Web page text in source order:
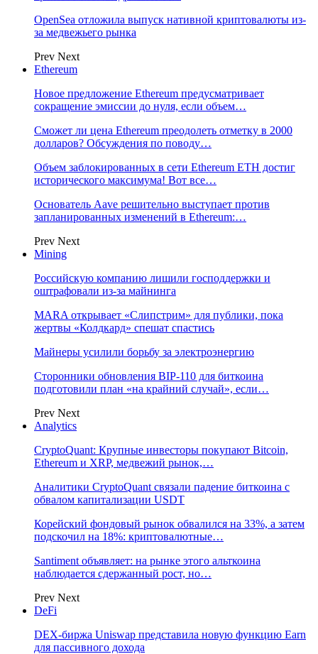
OpenSea отложила выпуск нативной криптовалюты из-
за медвежьего рынка
Prev Next
Ethereum
Новое предложение Ethereum предусматривает
сокращение эмиссии до нуля, если объем…
Сможет ли цена Ethereum преодолеть отметку в 2000
долларов? Обсуждения по поводу…
Объем заблокированных в сети Ethereum ETH достиг
исторического максимума! Вот все…
Основатель Aave решительно выступает против
запланированных изменений в Ethereum:…
Prev Next
Mining
Российскую компанию лишили господдержки и
оштрафовали из-за майнинга
MARA открывает «Слипстрим» для публики, пока
жертвы «Колдкард» спешат спастись
Майнеры усилили борьбу за электроэнергию
Сторонники обновления BIP-110 для биткоина
подготовили план «на крайний случай», если…
Prev Next
Analytics
CryptoQuant: Крупные инвесторы покупают Bitcoin,
Ethereum и XRP, медвежий рынок,…
Аналитики CryptoQuant связали падение биткоина с
обвалом капитализации USDT
Корейский фондовый рынок обвалился на 33%, а затем
подскочил на 18%: криптовалютные…
Santiment объявляет: на рынке этого альткоина
наблюдается сдержанный рост, но…
Prev Next
DeFi
DEX-биржа Uniswap представила новую функцию Earn
для пассивного дохода